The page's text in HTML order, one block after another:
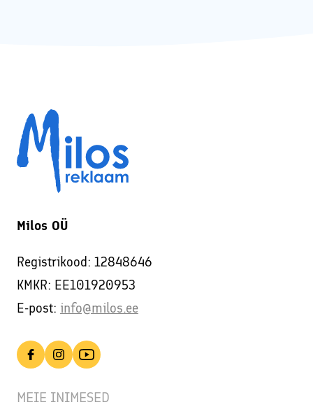
Milos OÜ
Registrikood: 12848646
KMKR: EE101920953
E-post: info@milos.ee
MEIE INIMESED